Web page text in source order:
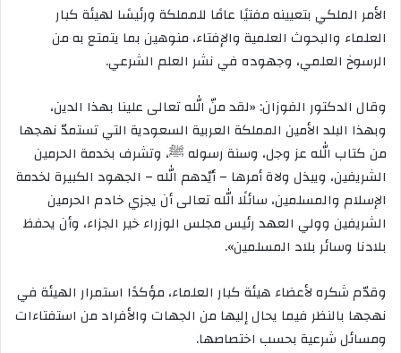
الأمر الملكي بتعيينه مفتيًا عامًا للمملكة ورئيسًا لهيئة كبار
العلماء والبحوث العلمية والإفتاء، منوهين بما يتمتع به من
الرسوخ العلمي، وجهوده في نشر العلم الشرعي.
وقال الدكتور الفوزان: «لقد منّ الله تعالى علينا بهذا الدين،
وبهذا البلد الأمين المملكة العربية السعودية التي تستمدّ نهجها
من كتاب الله عز وجل، وسنة رسوله ﷺ، وتشرف بخدمة الحرمين
الشريفين، ويبذل ولاة أمرها – أيّدهم الله – الجهود الكبيرة لخدمة
الإسلام والمسلمين، سائلًا الله تعالى أن يجزي خادم الحرمين
الشريفين وولي العهد رئيس مجلس الوزراء خير الجزاء، وأن يحفظ
بلادنا وسائر بلاد المسلمين».
وقدّم شكره لأعضاء هيئة كبار العلماء، مؤكدًا استمرار الهيئة في
نهجها بالنظر فيما يحال إليها من الجهات والأفراد من استفتاءات
ومسائل شرعية بحسب اختصاصها.